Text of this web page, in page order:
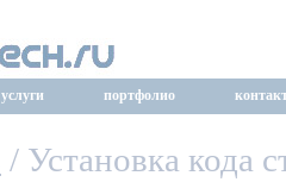
услуги портфолио
/ Установка кода